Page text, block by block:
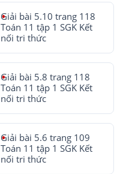
Giải bài 5.10 trang 118
Toán 11 tập 1 SGK Kết
nối tri thức
Giải bài 5.8 trang 118
Toán 11 tập 1 SGK Kết
nối tri thức
Giải bài 5.6 trang 109
Toán 11 tập 1 SGK Kết
nối tri thức